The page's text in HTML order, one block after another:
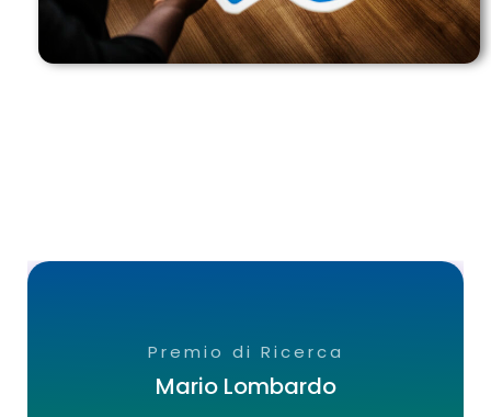
Premio di Ricerca
Mario Lombardo